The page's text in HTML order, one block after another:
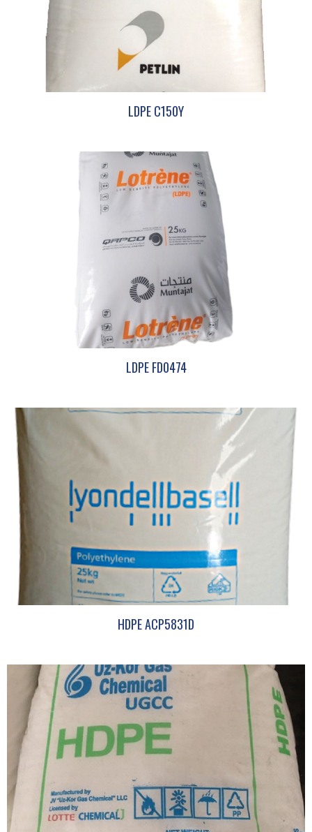
LDPE C150Y
LDPE FD0474
HDPE ACP5831D